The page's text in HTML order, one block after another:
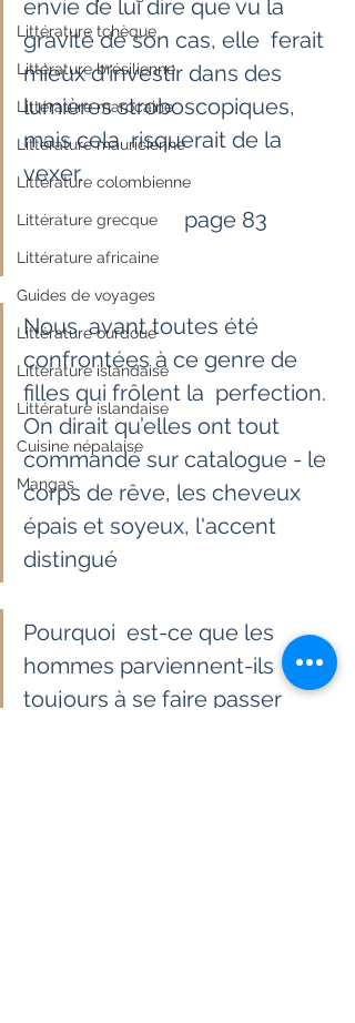
Littérature tchèque
Littérature brésilienne
Littérature marocaine
Littérature mauricienne
Littérature colombienne
Littérature grecque
Littérature africaine
Guides de voyages
Littérature ourdoue
Littérature islandaise
Littérature islandaise
Cuisine népalaise
Mangas
envie de lui dire que vu la
gravité de son cas, elle  ferait
mieux d'investir dans des
lumières stroboscopiques,
mais cela  risquerait de la
vexer.
                             page 83
Nous  avant toutes été
confrontées à ce genre de
filles qui frôlent la  perfection.
On dirait qu’elles ont tout
commandé sur catalogue - le
corps de rêve, les cheveux
épais et soyeux, l'accent
distingué
Pourquoi  est-ce que les
hommes parviennent-ils
toujours à se faire passer